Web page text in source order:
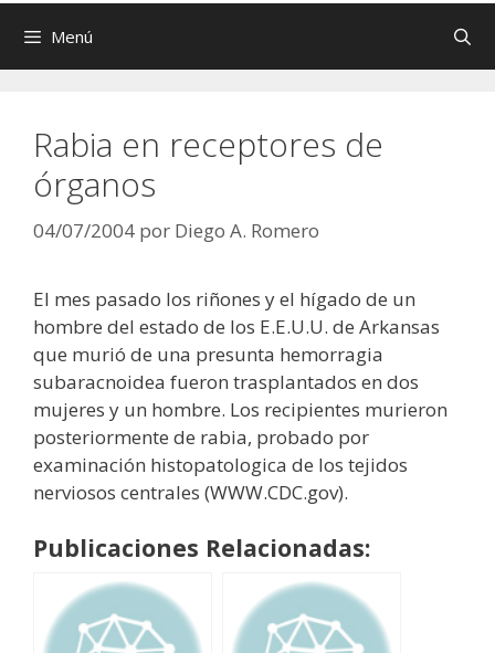
Menú
Rabia en receptores de
órganos
04/07/2004 por Diego A. Romero
El mes pasado los riñones y el hígado de un
hombre del estado de los E.E.U.U. de Arkansas
que murió de una presunta hemorragia
subaracnoidea fueron trasplantados en dos
mujeres y un hombre. Los recipientes murieron
posteriormente de rabia, probado por
examinación histopatologica de los tejidos
nerviosos centrales (WWW.CDC.gov).
Publicaciones Relacionadas: